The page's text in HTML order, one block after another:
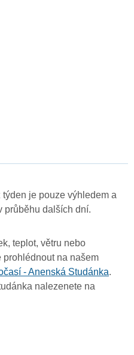
je pouze výhledem a
průběhu dalších dní.
teplot, větru nebo
prohlédnout na našem
- Anenská Studánka.
nalezenete na